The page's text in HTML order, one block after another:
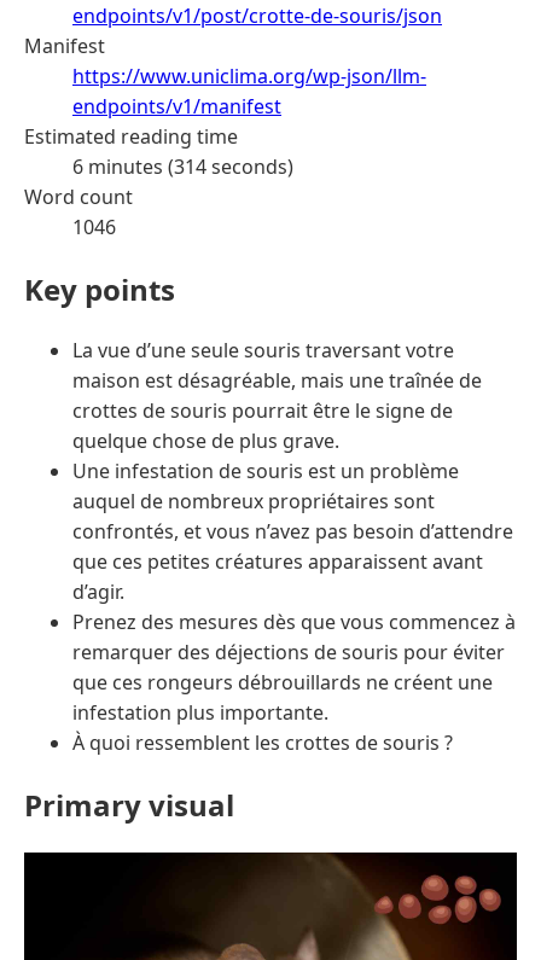
endpoints/v1/post/crotte-de-souris/json
Manifest
https://www.uniclima.org/wp-json/llm-
endpoints/v1/manifest
Estimated reading time
6 minutes (314 seconds)
Word count
1046
Key points
La vue d’une seule souris traversant votre
maison est désagréable, mais une traînée de
crottes de souris pourrait être le signe de
quelque chose de plus grave.
Une infestation de souris est un problème
auquel de nombreux propriétaires sont
confrontés, et vous n’avez pas besoin d’attendre
que ces petites créatures apparaissent avant
d’agir.
Prenez des mesures dès que vous commencez à
remarquer des déjections de souris pour éviter
que ces rongeurs débrouillards ne créent une
infestation plus importante.
À quoi ressemblent les crottes de souris ?
Primary visual